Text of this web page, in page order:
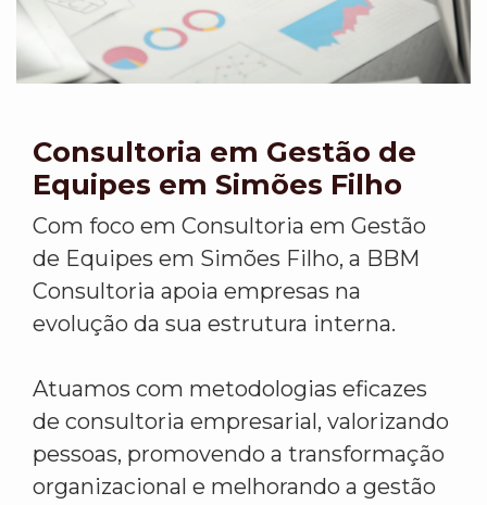
Consultoria em Gestão de
Equipes em Simões Filho
Com foco em Consultoria em Gestão
de Equipes em Simões Filho, a BBM
Consultoria apoia empresas na
evolução da sua estrutura interna.
Atuamos com metodologias eficazes
de consultoria empresarial, valorizando
pessoas, promovendo a transformação
organizacional e melhorando a gestão